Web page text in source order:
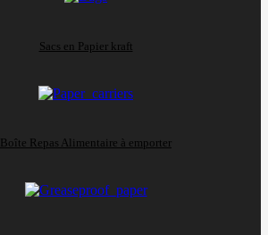
Sacs en Papier kraft
Boîte Repas Alimentaire à emporter